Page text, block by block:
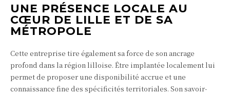
UNE PRÉSENCE LOCALE AU
CŒUR DE LILLE ET DE SA
MÉTROPOLE
Cette entreprise tire également sa force de son ancrage
profond dans la région lilloise. Être implantée localement lui
permet de proposer une disponibilité accrue et une
connaissance fine des spécificités territoriales. Son savoir-